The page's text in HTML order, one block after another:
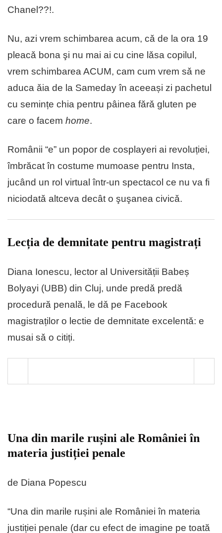
Chanel??!.
Nu, azi vrem schimbarea acum, cǎ de la ora 19
pleacǎ bona şi nu mai ai cu cine lǎsa copilul,
vrem schimbarea ACUM, cam cum vrem sǎ ne
aduca ǎia de la Sameday în aceeași zi pachetul
cu semințe chia pentru pâinea fǎrǎ gluten pe
care o facem home.
Românii “e” un popor de cosplayeri ai revoluției,
îmbrăcat în costume mumoase pentru Insta,
jucând un rol virtual într-un spectacol ce nu va fi
niciodatǎ altceva decât o şuşanea civicǎ.
Lecția de demnitate pentru magistrați
Diana Ionescu, lector al Universității Babeș
Bolyayi (UBB) din Cluj, unde predǎ predă
procedură penală, le dǎ pe Facebook
magistraților o lectie de demnitate excelentǎ: e
musai sǎ o citiți.
Una din marile rușini ale României în
materia justiției penale
de Diana Popescu
“Una din marile rușini ale României în materia
justiției penale (dar cu efect de imagine pe toată